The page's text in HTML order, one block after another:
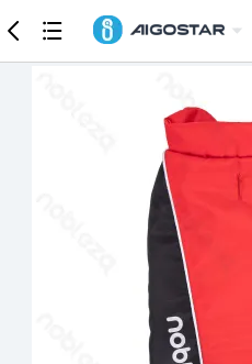
商品